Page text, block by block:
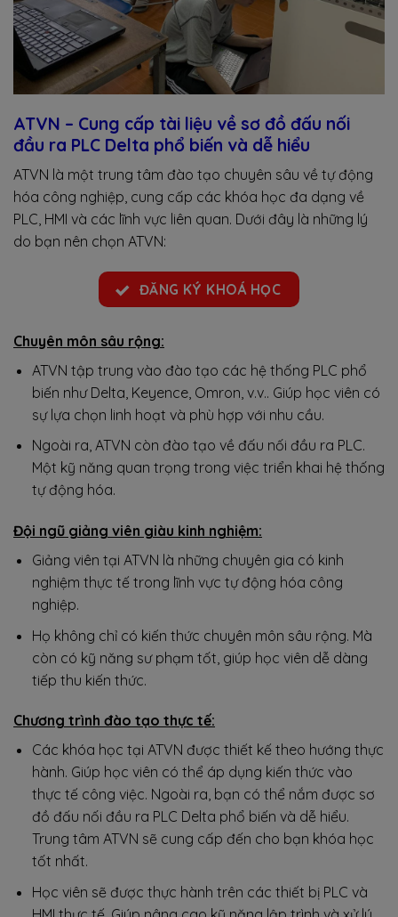
ATVN – Cung cấp tài liệu về sơ đồ đấu nối
đầu ra PLC Delta phổ biến và dễ hiểu
ATVN là một trung tâm đào tạo chuyên sâu về tự động
hóa công nghiệp, cung cấp các khóa học đa dạng về
PLC, HMI và các lĩnh vực liên quan. Dưới đây là những lý
do bạn nên chọn ATVN:
ĐĂNG KÝ KHOÁ HỌC
Chuyên môn sâu rộng:
ATVN tập trung vào đào tạo các hệ thống PLC phổ
biến như Delta, Keyence, Omron, v.v.. Giúp học viên có
sự lựa chọn linh hoạt và phù hợp với nhu cầu.
Ngoài ra, ATVN còn đào tạo về đấu nối đầu ra PLC.
Một kỹ năng quan trọng trong việc triển khai hệ thống
tự động hóa.
Đội ngũ giảng viên giàu kinh nghiệm:
Giảng viên tại ATVN là những chuyên gia có kinh
nghiệm thực tế trong lĩnh vực tự động hóa công
nghiệp.
Họ không chỉ có kiến thức chuyên môn sâu rộng. Mà
còn có kỹ năng sư phạm tốt, giúp học viên dễ dàng
tiếp thu kiến thức.
Chương trình đào tạo thực tế:
Các khóa học tại ATVN được thiết kế theo hướng thực
hành. Giúp học viên có thể áp dụng kiến thức vào
thực tế công việc. Ngoài ra, bạn có thể nắm được sơ
đồ đấu nối đầu ra PLC Delta phổ biến và dễ hiểu.
Trung tâm ATVN sẽ cung cấp đến cho bạn khóa học
tốt nhất.
Học viên sẽ được thực hành trên các thiết bị PLC và